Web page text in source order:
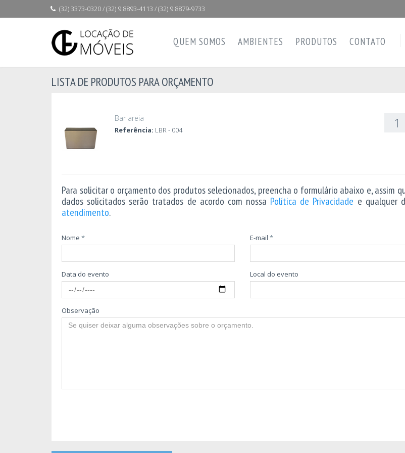
(32) 3373-0320 / (32) 9.8893-4113 / (32) 9.8879-9733
QUEM SOMOS AMBIENTES PRODUTOS CONTATO
LISTA DE PRODUTOS PARA ORÇAMENTO
Bar areia
Referência: LBR - 004
Para solicitar o orçamento dos produtos selecionados, preencha o formulário abaixo e, assim
dados solicitados serão tratados de acordo com nossa Política de Privacidade e qualquer
atendimento.
Nome * E-mail*
Data do evento Local do evento
Observação